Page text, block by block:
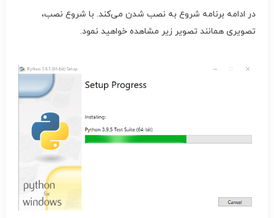
در ادامه برنامه شروع به نصب شدن می‌کند. با شروع نصب،
تصویری همانند تصویر زیر مشاهده خواهید نمود.